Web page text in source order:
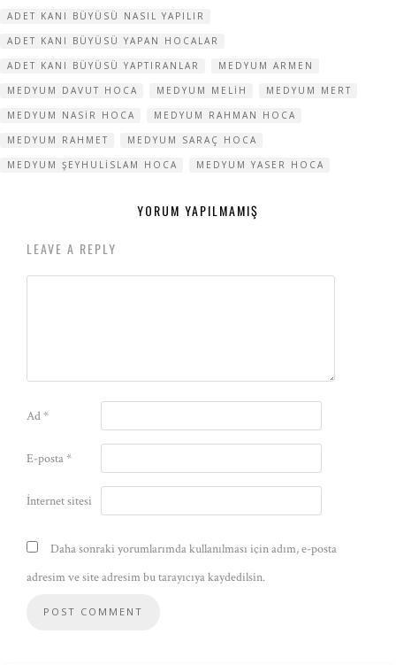
ADET KANI BÜYÜSÜ NASIL YAPILIR
ADET KANI BÜYÜSÜ YAPAN HOCALAR
ADET KANI BÜYÜSÜ YAPTIRANLAR
MEDYUM ARMEN
MEDYUM DAVUT HOCA
MEDYUM MELIH
MEDYUM MERT
MEDYUM NASIR HOCA
MEDYUM RAHMAN HOCA
MEDYUM RAHMET
MEDYUM SARAÇ HOCA
MEDYUM ŞEYHULISLAM HOCA
MEDYUM YASER HOCA
YORUM YAPILMAMIŞ
LEAVE A REPLY
Ad*
E-posta*
İnternet sitesi
Daha sonraki yorumlarımda kullanılması için adım, e-posta
adresim ve site adresim bu tarayıcıya kaydedilsin.